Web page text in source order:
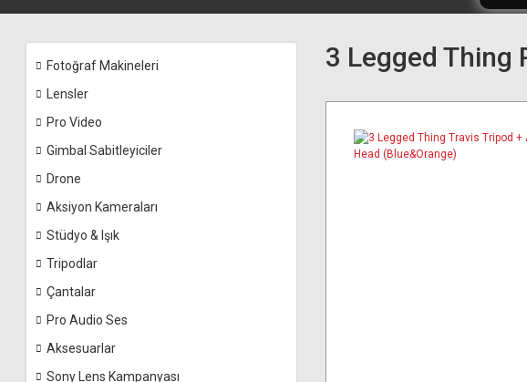
Fotoğraf Makineleri
Lensler
Pro Video
Gimbal Sabitleyiciler
Drone
Aksiyon Kameraları
Stüdyo & Işık
Tripodlar
Çantalar
Pro Audio Ses
Aksesuarlar
Sony Lens Kampanyası
3 Legged Thing